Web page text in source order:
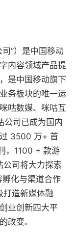
”）是中国移动
内容领域产品提
是中国移动旗下
务板块的唯一运
咕数媒、咪咕互
公司已成为国内
3500 万+ 首
，1100 + 款游
司将大力探索
孵化与渠道合作
打造新媒体融
业创新四大平
改变。